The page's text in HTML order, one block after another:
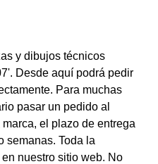
y dibujos técnicos
Desde aquí podrá pedir
Para muchas
pasar un pedido al
el plazo de entrega
semanas. Toda la
nuestro sitio web. No